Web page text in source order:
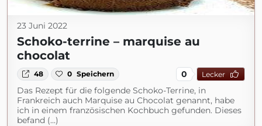
23 Juni 2022
Schoko-terrine – marquise au
chocolat
48 0 Speichern 0 Lecker
Das Rezept für die folgende Schoko-Terrine, in
Frankreich auch Marquise au Chocolat genannt, habe
ich in einem französischen Kochbuch gefunden. Dieses
befand (...)